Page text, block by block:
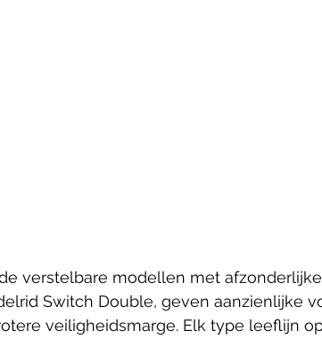
verstelbare modellen met
Switch Double, geven aanzienlijke
veiligheidsmarge. Elk type leeflijn